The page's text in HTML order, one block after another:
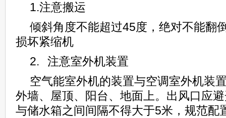
1.注意搬运
倾斜角度不能超过45度，绝对不能翻
损坏紧缩机
2. 注意室外机装置
空气能室外机的装置与空调室外机装
外墙、屋顶、阳台、地面上。出风口应
与储水箱之间间隔不得大于5米，规范配